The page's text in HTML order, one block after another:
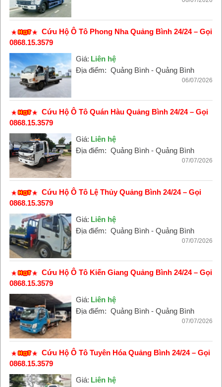
Cứu Hộ Ô Tô Phong Nha Quảng Bình 24/24 – Gọi
0868.15.3579
Giá: Liên hệ
Địa điểm: Quảng Bình - Quảng Bình
06/07/2026
Cứu Hộ Ô Tô Quán Hàu Quảng Bình 24/24 – Gọi
0868.15.3579
Giá: Liên hệ
Địa điểm: Quảng Bình - Quảng Bình
07/07/2026
Cứu Hộ Ô Tô Lệ Thủy Quảng Bình 24/24 – Gọi
0868.15.3579
Giá: Liên hệ
Địa điểm: Quảng Bình - Quảng Bình
07/07/2026
Cứu Hộ Ô Tô Kiến Giang Quảng Bình 24/24 – Gọi
0868.15.3579
Giá: Liên hệ
Địa điểm: Quảng Bình - Quảng Bình
07/07/2026
Cứu Hộ Ô Tô Tuyên Hóa Quảng Bình 24/24 – Gọi
0868.15.3579
Giá: Liên hệ